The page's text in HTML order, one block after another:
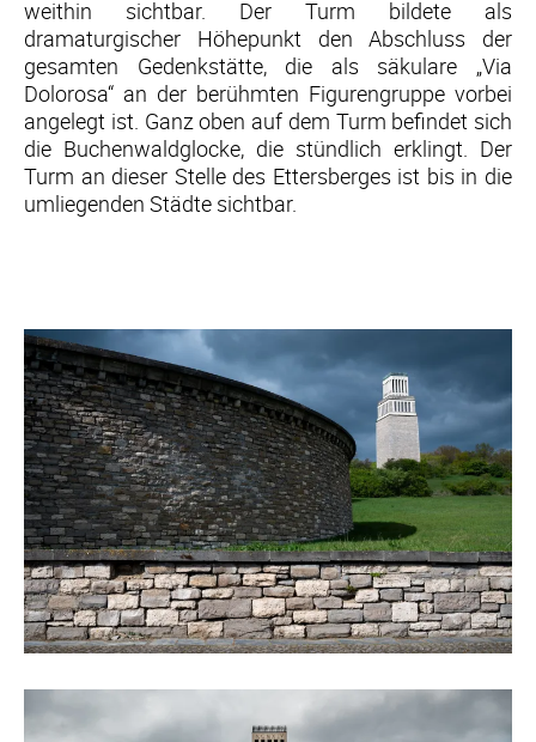
weithin sichtbar. Der Turm bildete als
dramaturgischer Höhepunkt den Abschluss der
gesamten Gedenkstätte, die als säkulare „Via
Dolorosa“ an der berühmten Figurengruppe vorbei
angelegt ist. Ganz oben auf dem Turm befindet sich
die Buchenwaldglocke, die stündlich erklingt. Der
Turm an dieser Stelle des Ettersberges ist bis in die
umliegenden Städte sichtbar.